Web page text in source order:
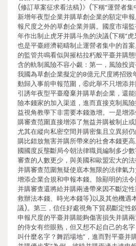
(修訂草案征求看法稿)》(下稱“運營者
新增年夜型企業并購草創企業的額定申
報尺度之外的草創企業并購。國度市場
年作出制止虎牙并購斗魚的決議(下稱“
也是平臺經濟範疇制止運營者集中的首
的監管共鳴看似與摧枯拉朽般平臺并購
含的軌制風險不容小覷：第一，風險投資
我國為草創企業擬定的8億元尺度將招致
動歸入事前申報范圍，⑥此舉不只增添
引誘年夜型平臺廢棄并購草創企業，還
險本錢家的加入渠道，進而直接克制風
益視角教學下非需要本錢激增。一是增
購審查范圍直接增添了無益并購被制止
尤其在縱向私密空間并購密集且立異頻
購比錯放無害并購所帶來的社會本錢更
國國度反壟斷局今朝法律職員編制多少
審查的人數更少，與美國和歐盟宏大的
并購審查范圍無疑使底本無限的法律氣
增添企業合規和申報本錢。除顯明的法
并購審查還將給并購兩邊帶來因不斷定
救辦法本錢、時光本錢等)以及其他機遇
議)。第三，信任好處視角下貿易斷定性
申報尺度的平臺并購能夠傷害損失并購
的侍女有些眼熟，但又想不起自己的名
叫什麼名字？舞蹈場地”，進而對平臺并